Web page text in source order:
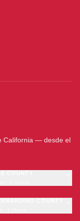
California — desde el